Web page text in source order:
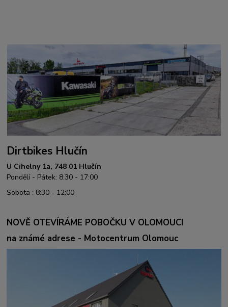
Dirtbikes Hlučín
U Cihelny 1a, 748 01 Hlučín
Pondělí - Pátek: 8:30 - 17:00
Sobota : 8:30 - 12:00
NOVĚ OTEVÍRÁME POBOČKU V OLOMOUCI
na známé adrese - Motocentrum Olomouc